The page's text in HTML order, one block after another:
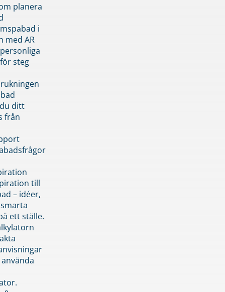
planera
i
med AR
steg
ditt
från
till
– idéer,
ett ställe.